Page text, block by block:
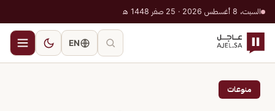
السبت، 8 أغسطس 2026 · 25 صفر 1448 هـ
EN
منوعات